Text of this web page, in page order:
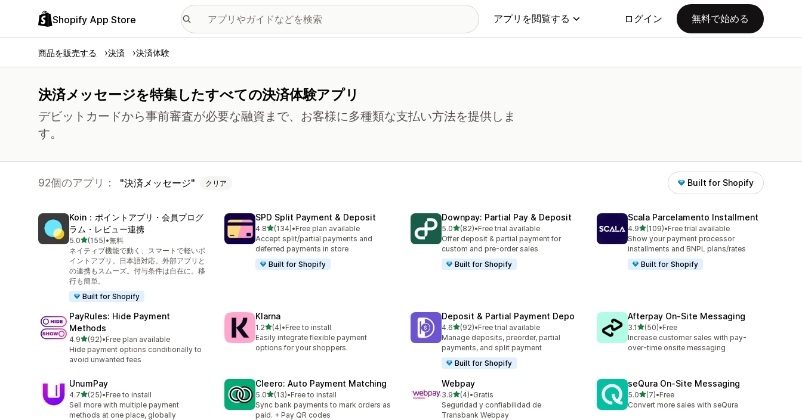
Shopify App Store アプリを閲覧する ログイン 無料で始める
商品を販売する 決済 決済体験
決済メッセージを特集したすべての決済体験アプリ
デビットカードから事前審査が必要な融資まで、お客様に多種類な支払い方法を提供しま
す。
92個のアプリ： 決済メッセージ クリア Built for Shopify
Koin：ポイントアプリ・会員プログ
ラム・レビュー連携
5.05つ星中
(155)
合計レビュー数：155件
•無料
ネイティブ機能で動く、スマートで軽いポ
イントアプリ。日本語対応。外部アプリと
の連携もスムーズ。付与条件は自在に。移
行も簡単。
Built for Shopify
SPD Split Payment & Deposit
4.85つ星中
(134)
合計レビュー数：134件
•Free plan available
Accept split/partial payments and
deferred payments in store
Built for Shopify
Downpay: Partial Pay & Deposit
5.05つ星中
(82)
合計レビュー数：82件
•Free trial available
Offer deposit & partial payment for
custom and pre-order sales
Built for Shopify
Scala Parcelamento Installment
4.95つ星中
(109)
合計レビュー数：109件
•Free trial available
Show your payment processor
installments and BNPL plans/rates
Built for Shopify
PayRules: Hide Payment
Methods
4.95つ星中
(92)
合計レビュー数：92件
•Free plan available
Hide payment options conditionally to
avoid unwanted fees
Klarna
1.25つ星中
(4)
合計レビュー数：4件
•Free to install
Easily integrate flexible payment
options for your shoppers.
Deposit & Partial Payment Depo
4.65つ星中
(92)
合計レビュー数：92件
•Free trial available
Manage deposits, preorder, partial
payments, and split payment
Built for Shopify
Afterpay On‑Site Messaging
3.15つ星中
(50)
合計レビュー数：50件
•Free
Increase customer sales with pay-
over-time onsite messaging
UnumPay
4.75つ星中
(25)
合計レビュー数：25件
•Free to install
Sell more with multiple payment
methods at one place, globally
Cleero: Auto Payment Matching
5.05つ星中
(13)
合計レビュー数：13件
•Free to install
Sync bank payments to mark orders as
paid. + Pay QR codes
Webpay
3.95つ星中
(4)
合計レビュー数：4件
•Gratis
Seguridad y confiabilidad de
Transbank Webpay
seQura On‑Site Messaging
5.05つ星中
(7)
合計レビュー数：7件
•Free
Convert more sales with seQura